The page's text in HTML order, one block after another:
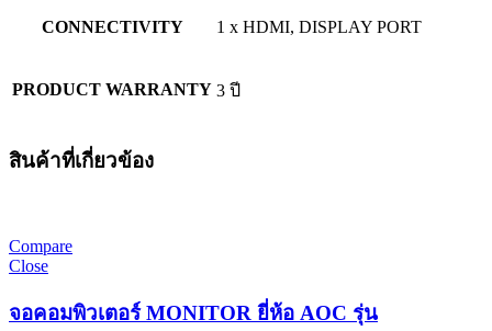
CONNECTIVITY 1 x HDMI, DISPLAY PORT
PRODUCT WARRANTY 3 ปี
สินค้าที่เกี่ยวข้อง
Compare
Close
จอคอมพิวเตอร์ MONITOR ยี่ห้อ AOC รุ่น